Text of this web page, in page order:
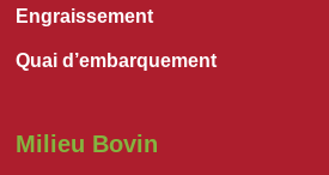
Engraissement
Quai d’embarquement
Milieu Bovin